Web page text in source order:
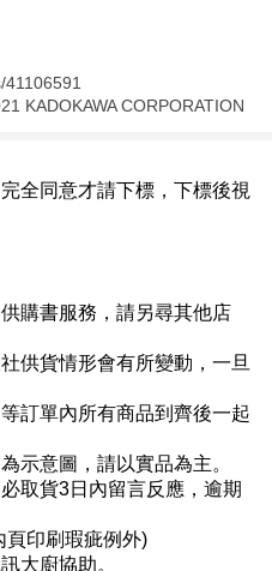
41106591
KADOKAWA CORPORATION